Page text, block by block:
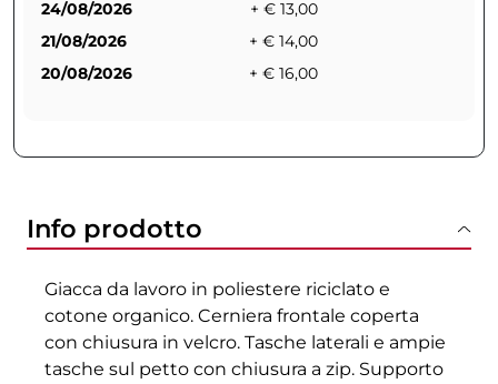
24/08/2026
+ € 13,00
21/08/2026
+ € 14,00
20/08/2026
+ € 16,00
Info prodotto
Giacca da lavoro in poliestere riciclato e
cotone organico. Cerniera frontale coperta
con chiusura in velcro. Tasche laterali e ampie
tasche sul petto con chiusura a zip. Supporto